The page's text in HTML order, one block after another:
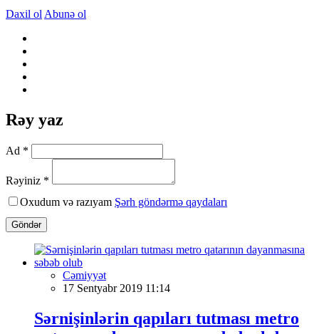
Daxil ol Abunə ol
Rəy yaz
Ad *
Rəyiniz *
Oxudum və razıyam Şərh göndərmə qaydaları
Göndər
Cəmiyyət
17 Sentyabr 2019 11:14
Sərnişinlərin qapıları tutması metro